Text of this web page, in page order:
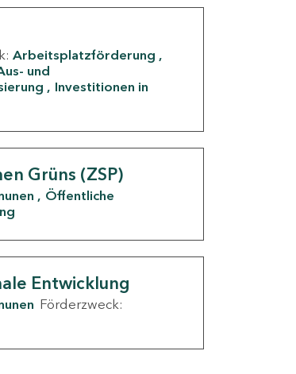
Arbeitsplatzförderung
und
Investitionen in
Grüns (ZSP)
Öffentliche
Entwicklung
Förderzweck: